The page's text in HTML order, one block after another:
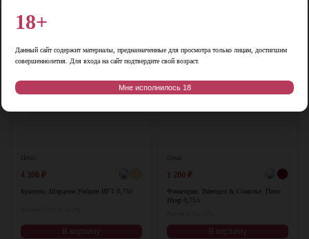
4 300 ₽
Брамито. Шардоне Умбрия ИГТ 0,75л
В корзину
1 200 ₽
Фанагория. Винодел & Сомелье. Пино
Нуар 0,75л
В корзину
18+
Данный сайт содержит материалы, предназначенные для просмотра только лицам, достигшим
совершеннолетия. Для входа на сайт подтвердите свой возраст.
Мне исполнилось 18